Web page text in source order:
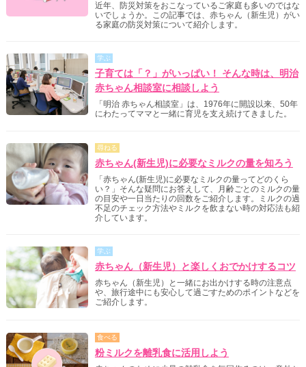
近年、防災対策をおこなっているご家庭も多いのではな
いでしょうか。この記事では、赤ちゃん（新生児）がい
る家庭の防災対策について紹介します。
学ぶ
子育ては「？」がいっぱい！ そんな時は、明治
赤ちゃん相談室に相談しよう
「明治 赤ちゃん相談室」は、1976年に開設以来、50年
にわたってママと一緒に育児を支え続けてきました。
尋ねる
赤ちゃん(新生児)に必要なミルクの量を知ろう
「赤ちゃん(新生児)に必要なミルクの量ってどのくら
い？」そんな疑問にお答えして、月齢ごとのミルクの量
の目安や一日当たりの回数をご紹介します。ミルクの過
不足のチェック方法やミルクを飲まない時の対応法も紹
介しています。
学ぶ
赤ちゃん（新生児）と楽しくおでかけするコツ
赤ちゃん（新生児）と一緒にお出かけする時の注意点
や、旅行途中にも安心して過ごすためのポイントなどを
ご紹介します。
食べる
粉ミルクを離乳食に活用しよう